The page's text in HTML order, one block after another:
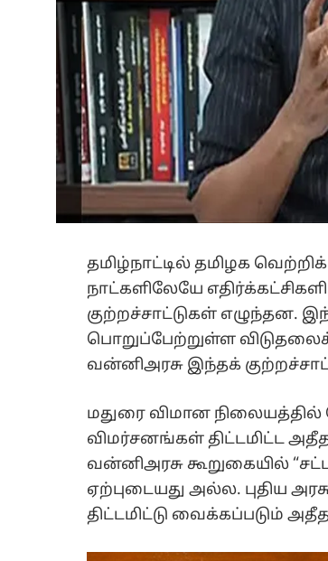
தமிழ்நாட்டில் தமிழக
நாட்களிலேயே
குற்றச்சாட்டுகள் எழுந்தன.
பொறுப்பேற்றுள்ள
வன்னிஅரசு இந்தக்
மதுரை விமான நிலையத்தில்
விமர்சனங்கள் திட்டமிட்ட
வன்னிஅரசு கூறுகையில்
ஏற்புடையது அல்ல. புதிய
திட்டமிட்டு வைக்கப்படும்